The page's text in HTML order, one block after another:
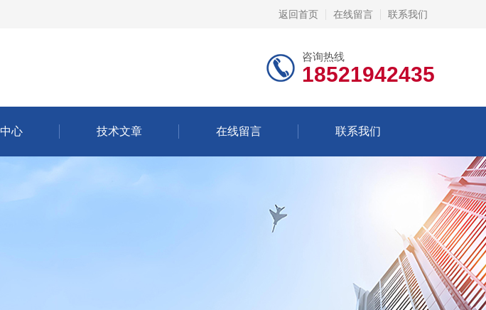
返回首页 在线留言 联系我们
咨询热线
18521942435
心 技术文章 在线留言 联系我们